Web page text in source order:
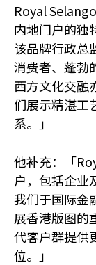
Royal
内地门户的独
该品牌行政总
消费者、蓬勃
西方文化交融
们展示精湛工
系。」
他补充：「
户，包括企业
我们于国际金
展香港版图的
代客户群提供
位。」